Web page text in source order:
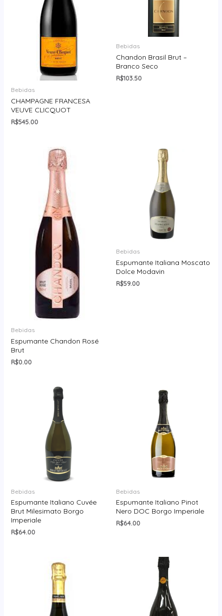
Bebidas
CHAMPAGNE FRANCESA
VEUVE CLICQUOT
R$545.00
Bebidas
Chandon Brasil Brut –
Branco Seco
R$103.50
Bebidas
Espumante Chandon Rosé
Brut
R$0.00
Bebidas
Espumante Italiana Moscato
Dolce Modavin
R$59.00
Bebidas
Espumante Italiano Cuvée
Brut Milesimato Borgo
Imperiale
R$64.00
Bebidas
Espumante Italiano Pinot
Nero DOC Borgo Imperiale
R$64.00